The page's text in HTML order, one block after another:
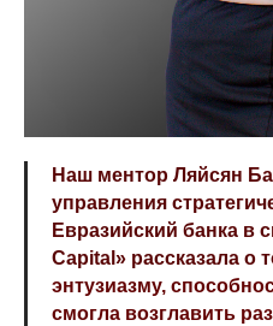
Наш ментор Ляйсян
управления
Евразийский банка в
Capital» рассказала о
энтузиазму,
смогла возглавить